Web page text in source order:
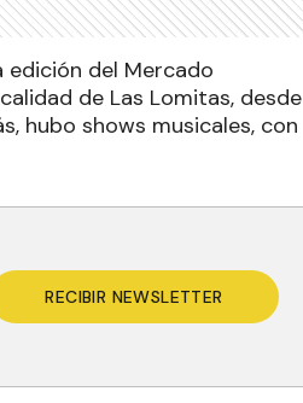
del Mercado
de Las Lomitas, desde
hubo shows musicales, con
RECIBIR NEWSLETTER